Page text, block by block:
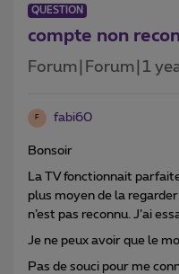
QUESTION
compte non
Forum|Forum|1
F fabi60
Bonsoir
La TV fonctionnait
plus moyen de la
n’est pas reconnu. J’ai
Je ne peux avoir que le
Pas de souci pour me